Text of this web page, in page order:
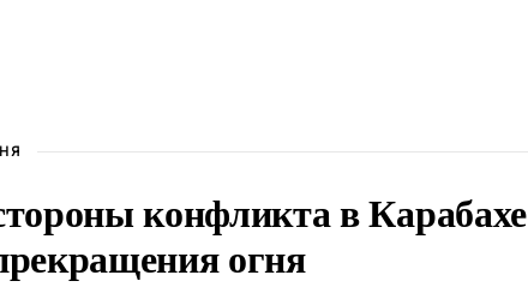
конфликта в Карабахе
огня